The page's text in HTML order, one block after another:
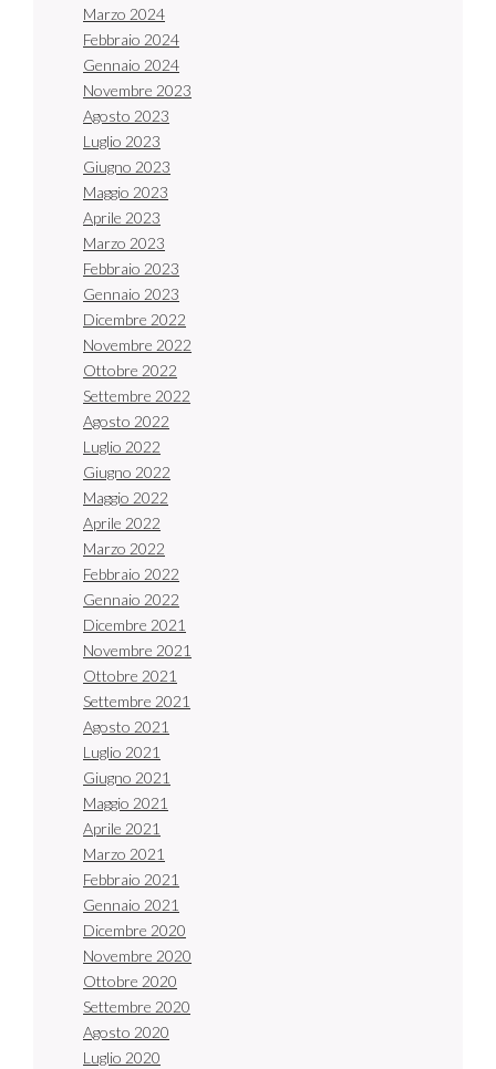
Marzo 2024
Febbraio 2024
Gennaio 2024
Novembre 2023
Agosto 2023
Luglio 2023
Giugno 2023
Maggio 2023
Aprile 2023
Marzo 2023
Febbraio 2023
Gennaio 2023
Dicembre 2022
Novembre 2022
Ottobre 2022
Settembre 2022
Agosto 2022
Luglio 2022
Giugno 2022
Maggio 2022
Aprile 2022
Marzo 2022
Febbraio 2022
Gennaio 2022
Dicembre 2021
Novembre 2021
Ottobre 2021
Settembre 2021
Agosto 2021
Luglio 2021
Giugno 2021
Maggio 2021
Aprile 2021
Marzo 2021
Febbraio 2021
Gennaio 2021
Dicembre 2020
Novembre 2020
Ottobre 2020
Settembre 2020
Agosto 2020
Luglio 2020